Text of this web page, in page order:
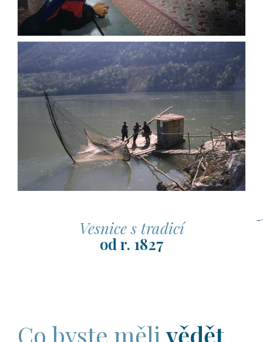
Vesnice s tradicí
od r. 1827
Co byste mělivědět